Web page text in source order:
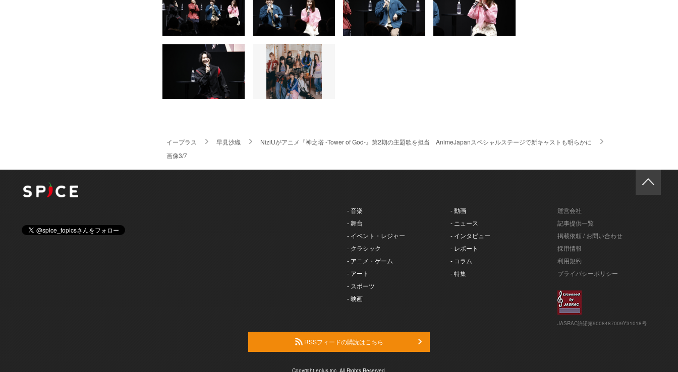
イープラス 早見沙織
NiziUがアニメ『神之塔 -Tower of God-』第2期の主題歌を担当 AnimeJapanスペシャルステージで新キャストも明らかに
画像3/7
- 音楽
- 舞台
- イベント・レジャー
- クラシック
- アニメ・ゲーム
- アート
- スポーツ
- 映画
- 動画
- ニュース
- インタビュー
- レポート
- コラム
- 特集
運営会社
記事提供一覧
掲載依頼 / お問い合わせ
採用情報
利用規約
プライバシーポリシー
JASRAC許諾第9008487009Y31018号
RSSフィードの購読はこちら
Copyright eplus inc. All Rights Reserved.